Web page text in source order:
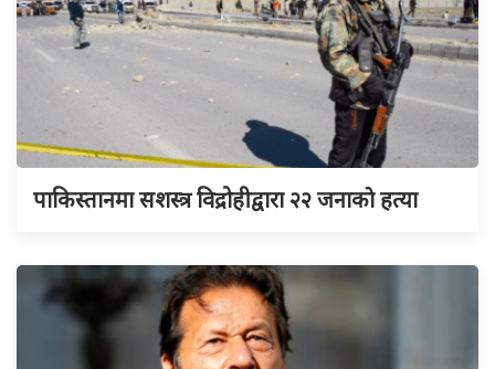
पाकिस्तानमा सशस्त्र विद्रोहीद्वारा २२ जनाकाे हत्या